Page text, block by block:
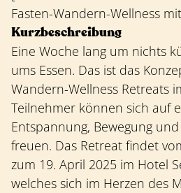
Fasten-Wandern-Wellness
Kurzbeschreibung
Eine Woche lang um nichts
ums Essen. Das ist das
Wandern-Wellness Retreats
Teilnehmer können sich auf
Entspannung, Bewegung
freuen. Das Retreat findet
zum 19. April 2025 im Hotel
welches sich im Herzen des